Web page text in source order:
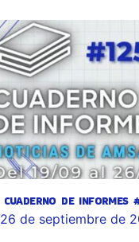
CUADERNO DE INFORMES
26 de septiembre de